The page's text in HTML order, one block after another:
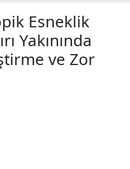
Esneklik
Yakınında
ve Zor